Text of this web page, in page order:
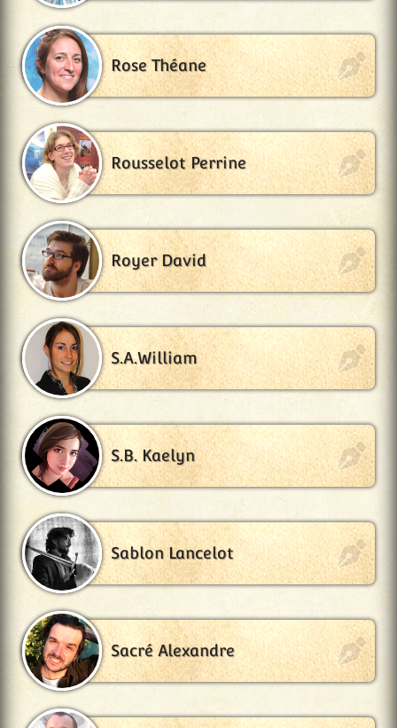
Rose Théane
Rousselot Perrine
Royer David
S.A.William
S.B. Kaelyn
Sablon Lancelot
Sacré Alexandre